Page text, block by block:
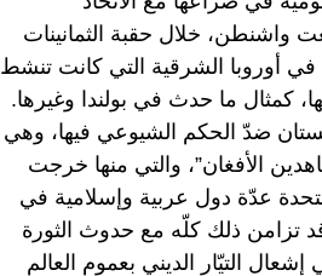
واشنطن، خلال حقبة الثمانينات
أوروبا الشرقية التي كانت تنشط
كمثال ما حدث في بولندا وغيرها.
ضدّ الحكم الشيوعي فيها، وهي
الأفغان”، والتي منها خرجت
عدّة دول عربية وإسلامية في
تزامن ذلك كلّه مع حدوث الثورة
التيّار الديني بعموم العالم